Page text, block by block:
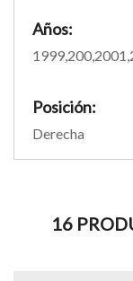
Años:
Posición:
Derecha
16